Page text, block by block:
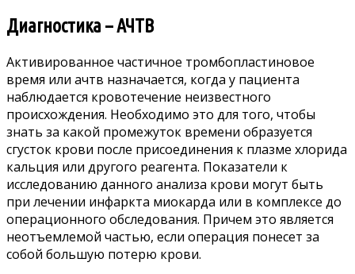
Диагностика – АЧТВ
Активированное частичное тромбопластиновое
время или ачтв назначается, когда у пациента
наблюдается кровотечение неизвестного
происхождения. Необходимо это для того, чтобы
знать за какой промежуток времени образуется
сгусток крови после присоединения к плазме хлорида
кальция или другого реагента. Показатели к
исследованию данного анализа крови могут быть
при лечении инфаркта миокарда или в комплексе до
операционного обследования. Причем это является
неотъемлемой частью, если операция понесет за
собой большую потерю крови.